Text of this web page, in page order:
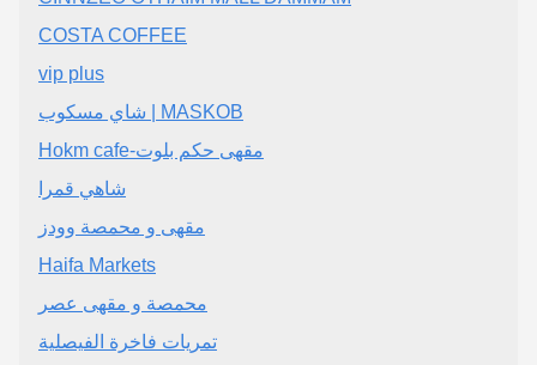
COSTA COFFEE
vip plus
شاي مسكوب | MASKOB
Hokm cafe-مقهى حكم بلوت
شاهي قمرا
مقهى و محمصة وودز
Haifa Markets
محمصة و مقهى عصر
تمريات فاخرة الفيصلية